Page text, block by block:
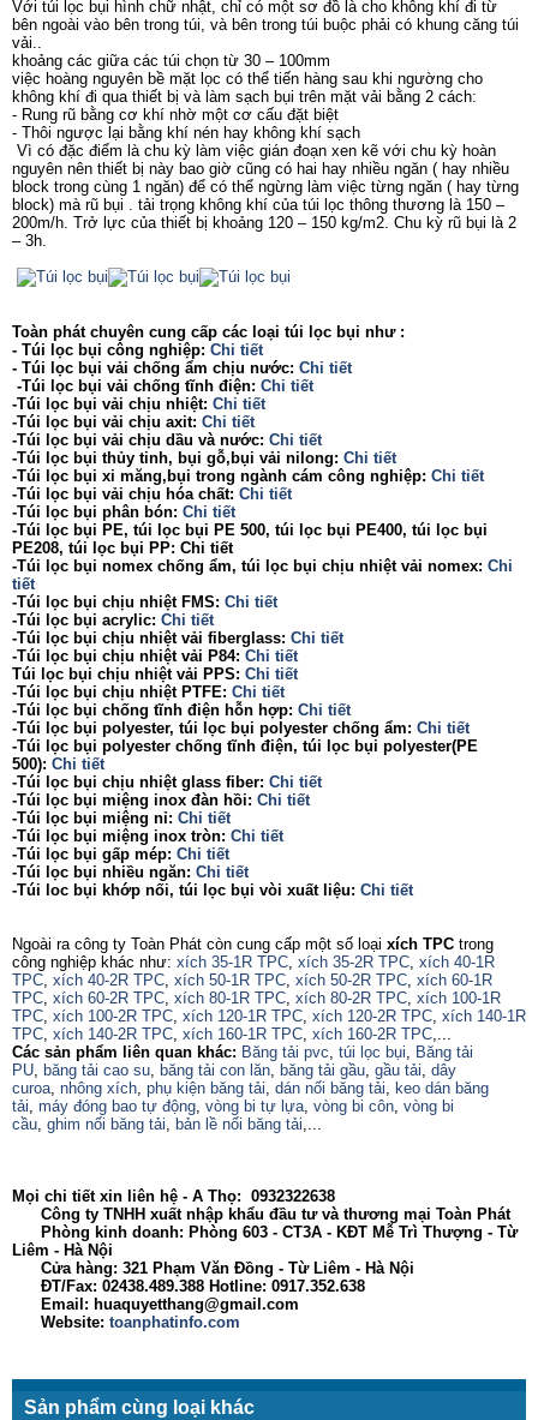
Với túi lọc bụi hình chữ nhật, chỉ có một sơ đồ là cho không khí đi từ
bên ngoài vào bên trong túi, và bên trong túi buộc phải có khung căng túi
vải..
khoảng các giữa các túi chọn từ 30 – 100mm
việc hoàng nguyên bề mặt lọc có thể tiến hàng sau khi ngường cho
không khí đi qua thiết bị và làm sạch bụi trên mặt vải bằng 2 cách:
- Rung rũ bằng cơ khí nhờ một cơ cấu đặt biệt
- Thôi ngược lại bằng khí nén hay không khí sạch
Vì có đặc điểm là chu kỳ làm việc gián đoạn xen kẽ với chu kỳ hoàn
nguyên nên thiết bị này bao giờ cũng có hai hay nhiều ngăn ( hay nhiều
block trong cùng 1 ngăn) để có thể ngừng làm việc từng ngăn ( hay từng
block) mà rũ bụi . tải trọng không khí của túi lọc thông thương là 150 –
200m/h. Trở lực của thiết bị khoảng 120 – 150 kg/m2. Chu kỳ rũ bụi là 2
– 3h.
Toàn phát chuyên cung cấp các loại túi lọc bụi như :
- Túi lọc bụi công nghiệp: Chi tiết
- Túi lọc bụi vải chống ẩm chịu nước: Chi tiết
-Túi lọc bụi vải chống tĩnh điện: Chi tiết
-Túi lọc bụi vải chịu nhiệt: Chi tiết
-Túi lọc bụi vải chịu axit: Chi tiết
-Túi lọc bụi vải chịu dầu và nước: Chi tiết
-Túi lọc bụi thủy tinh, bụi gỗ,bụi vải nilong: Chi tiết
-Túi lọc bụi xi măng,bụi trong ngành cám công nghiệp: Chi tiết
-Túi lọc bụi vải chịu hóa chất: Chi tiết
-Túi lọc bụi phân bón: Chi tiết
-Túi lọc bụi PE, túi lọc bụi PE 500, túi lọc bụi PE400, túi lọc bụi
PE208, túi lọc bụi PP: Chi tiết
-Túi lọc bụi nomex chống ẩm, túi lọc bụi chịu nhiệt vải nomex: Chi
tiết
-Túi lọc bụi chịu nhiệt FMS: Chi tiết
-Túi lọc bụi acrylic: Chi tiết
-Túi lọc bụi chịu nhiệt vải fiberglass: Chi tiết
-Túi lọc bụi chịu nhiệt vải P84: Chi tiết
Túi lọc bụi chịu nhiệt vải PPS: Chi tiết
-Túi lọc bụi chịu nhiệt PTFE: Chi tiết
-Túi lọc bụi chống tĩnh điện hỗn hợp: Chi tiết
-Túi lọc bụi polyester, túi lọc bụi polyester chống ẩm: Chi tiết
-Túi lọc bụi polyester chống tĩnh điện, túi lọc bụi polyester(PE
500): Chi tiết
-Túi lọc bụi chịu nhiệt glass fiber: Chi tiết
-Túi lọc bụi miệng inox đàn hồi: Chi tiết
-Túi lọc bụi miệng nỉ: Chi tiết
-Túi lọc bụi miệng inox tròn: Chi tiết
-Túi lọc bụi gấp mép: Chi tiết
-Túi lọc bụi nhiều ngăn: Chi tiết
-Túi loc bụi khớp nối, túi lọc bụi vòi xuất liệu: Chi tiết
Ngoài ra công ty Toàn Phát còn cung cấp một số loại xích TPC trong
công nghiệp khác như: xích 35-1R TPC xích 35-2R TPC xích 40-1R
TPC xích 40-2R TPC xích 50-1R TPC xích 50-2R TPC xích 60-1R
TPC xích 60-2R TPC xích 80-1R TPC xích 80-2R TPC xích 100-1R
TPC xích 100-2R TPC xích 120-1R TPC xích 120-2R TPC xích 140-1R
TPC xích 140-2R TPC xích 160-1R TPC xích 160-2R TPC
Các sản phẩm liên quan khác: Băng tải pvc túi lọc bụi
Băng tải
PU
băng tải cao su băng tải con lăn băng tải gầu gầu tải dây
curoa nhông xích phụ kiện băng tải dán nối băng tải
keo dán băng
tải máy đóng bao tự động vòng bi tự lựa vòng bi côn vòng bi
cầu ghim nối băng tải bản lề nối băng tải
Mọi chi tiết xin liên hệ - A Thọ: 0932322638
Công ty TNHH xuất nhập khẩu đầu tư và thương mại Toàn Phát
Phòng kinh doanh: Phòng 603 - CT3A - KĐT Mễ Trì Thượng - Từ
Liêm - Hà Nội
Cửa hàng: 321 Phạm Văn Đồng - Từ Liêm - Hà Nội
ĐT/Fax: 02438.489.388 Hotline: 0917.352.638
Email: huaquyetthang@gmail.com
Website: toanphatinfo.com
Sản phẩm cùng loại khác